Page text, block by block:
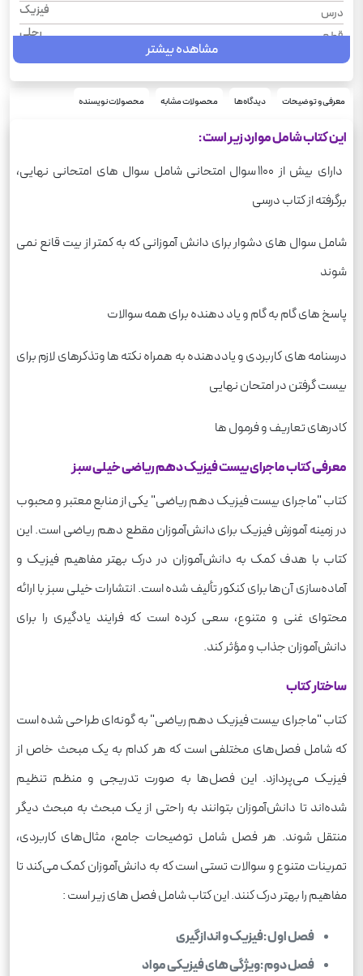
درس
فیزیک
قطع
رحلی
مشاهده بیشتر
معرفی و توضیحات دیدگاه‌ها محصولات مشابه محصولات نویسنده
این کتاب شامل موارد زیر است :
دارای بیش از 1100 سوال امتحانی شامل سوال های امتحانی نهایی،
برگرفته از کتاب درسی
شامل سوال های دشوار برای دانش آموزانی که به کمتر از بیت قانع نمی
شوند
پاسخ های گام به گام و یاد دهنده برای همه سوالات
درسنامه های کاربردی و یاددهنده به همراه نکته ها وتذکرهای لازم برای
بیست گرفتن در امتحان نهایی
کادرهای تعاریف و فرمول ها
معرفی کتاب ماجرای بیست فیزیک دهم ریاضی خیلی سبز
کتاب "ماجرای بیست فیزیک دهم ریاضی" یکی از منابع معتبر و محبوب
در زمینه آموزش فیزیک برای دانش‌آموزان مقطع دهم ریاضی است. این
کتاب با هدف کمک به دانش‌آموزان در درک بهتر مفاهیم فیزیک و
آماده‌سازی آن‌ها برای کنکور تألیف شده است. انتشارات خیلی سبز با ارائه
محتوای غنی و متنوع، سعی کرده است که فرایند یادگیری را برای
دانش‌آموزان جذاب و مؤثر کند.
ساختار کتاب
کتاب "ماجرای بیست فیزیک دهم ریاضی" به گونه‌ای طراحی شده است
که شامل فصل‌های مختلفی است که هر کدام به یک مبحث خاص از
فیزیک می‌پردازد. این فصل‌ها به صورت تدریجی و منظم تنظیم
شده‌اند تا دانش‌آموزان بتوانند به راحتی از یک مبحث به مبحث دیگر
منتقل شوند. هر فصل شامل توضیحات جامع، مثال‌های کاربردی،
تمرینات متنوع و سوالات تستی است که به دانش‌آموزان کمک می‌کند تا
مفاهیم را بهتر درک کنند. این کتاب شامل فصل های زیر است :
فصل اول :فیزیک و اندازگیری
فصل دوم :ویژگی های فیزیکی مواد